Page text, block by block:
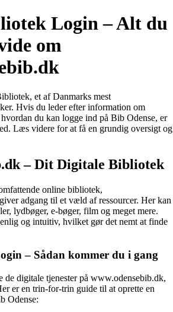
Login – Alt du
om
et af Danmarks mest
Hvis du leder efter information om
du kan logge ind på Bib Odense, er
Læs videre for at få en grundig oversigt og
– Dit Digitale Bibliotek
online bibliotek,
adgang til et væld af ressourcer. Her kan
lydbøger, e-bøger, film og meget mere.
og intuitiv, hvilket gør det nemt at finde
– Sådan kommer du i gang
de digitale tjenester på www.odensebib.dk,
er en trin-for-trin guide til at oprette en
Odense: